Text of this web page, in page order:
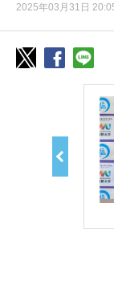
2025年03月31日